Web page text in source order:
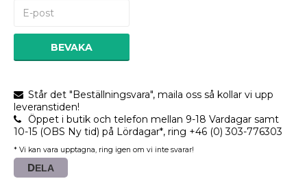
BEVAKA
Står det "Beställningsvara", maila oss så kollar vi upp
leveranstiden!
Öppet i butik och telefon mellan 9-18 Vardagar samt
10-15 (OBS Ny tid) på Lördagar*, ring +46 (0) 303-776303
* Vi kan vara upptagna, ring igen om vi inte svarar!
DELA